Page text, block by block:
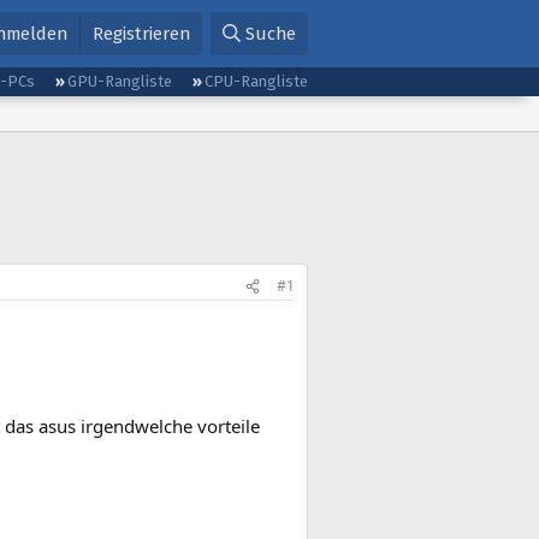
Registrieren Suche
PCs GPU-Rangliste
CPU-Rangliste
#1
asus irgendwelche vorteile